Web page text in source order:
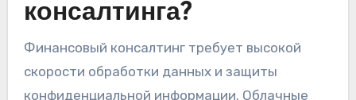
консалтинга?
Финансовый консалтинг требует высокой
скорости обработки данных и защиты
конфиденциальной информации. Облачные